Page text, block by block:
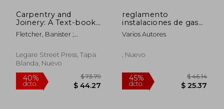
45%
dcto. $ 33.22
40%
dcto. $
Carpentry and
Joinery: A Text-book
for Architects,
Engineers, Surveyors,
Inglés)
Fletcher, Banister ;
(Herbert Philli
Legare Street Press, Tapa
Blanda, Nuevo
reglamento
instalaciones de gas
rig
Varios Autores
, Nuevo